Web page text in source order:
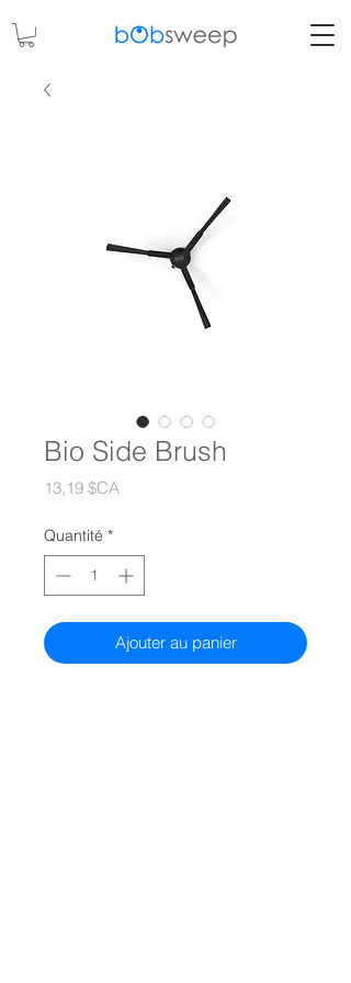
Bio Side Brush
13,19 $CA
Quantité *
Ajouter au panier